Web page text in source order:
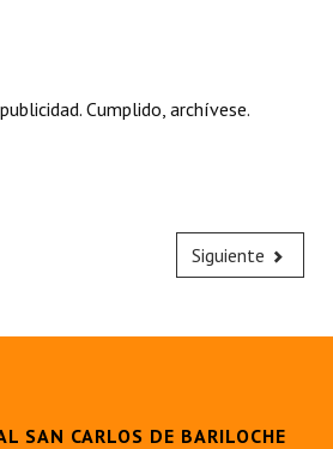
Cumplido, archívese.
Siguiente
SAN CARLOS DE BARILOCHE